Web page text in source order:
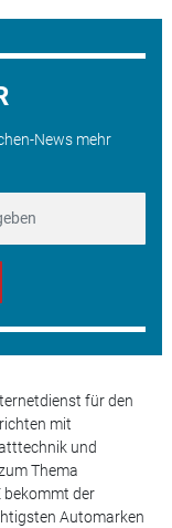
News mehr
für den
mit
und
Thema
bekommt der
Automarken